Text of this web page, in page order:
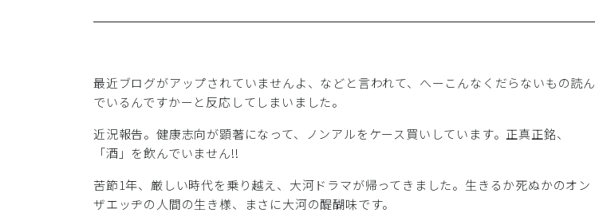
最近ブログがアップされていませんよ、などと言われて、へーこんなくだらないもの読ん
でいるんですかーと反応してしまいました。
近況報告。健康志向が顕著になって、ノンアルをケース買いしています。正真正銘、
「酒」を飲んでいません!!
苦節1年、厳しい時代を乗り越え、大河ドラマが帰ってきました。生きるか死ぬかのオン
ザエッヂの人間の生き様、まさに大河の醍醐味です。